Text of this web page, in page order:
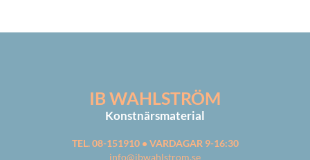
IB WAHLSTRÖM
Konstnärsmaterial
TEL. 08-151910 • VARDAGAR 9-16:30
info@ibwahlstrom.se